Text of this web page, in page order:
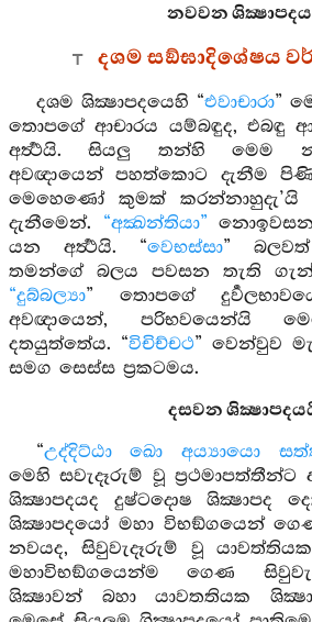
නවවන
දශම සඞ්ඝාදිශේෂය
දශම ශික්‍ෂාපදයෙහි “එවාචාරා”
තොපගේ ආචාරය යම්බඳුද, එබඳු
අර්‍ත්‍ථයි. සියලු තන්හි මෙම
අවඥායෙන් පහත්කොට දැනීම
මෙහෙණෝ කුමක්
දැනීමෙන්. “අක්‍ඛන්තියා”
යන අර්‍ත්‍ථයි. “වෙභස්සා”
තමන්ගේ බලය පවසන තැති
“දුබ්බල්‍යා” තොපගේ
අවඥායෙන්, පරිභවයෙන්යි
දතයුත්තේය. “විචිච්චථ” වෙන්වුව
සමග සෙස්ස ප්‍රකටමය.
දසවන
“උද්දිට්ඨා ඛො අය්‍යායො
මෙහි සවැදෑරුම් වූ
ශික්‍ෂාපදයද දුෂ්ටදොෂ ශික්‍ෂාපද
ශික්‍ෂාපදයෝ මහා විභඞ්ගයෙන්
නවයද, සිවුවැදෑරුම් වූ
මහාවිභඞ්ගයෙන්ම ගෙණ
ශික්‍ෂාවන් බහා යාවතතියක